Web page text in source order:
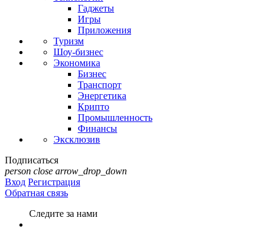
Гаджеты
Игры
Приложения
Туризм
Шоу-бизнес
Экономика
Бизнес
Транспорт
Энергетика
Крипто
Промышленность
Финансы
Эксклюзив
Подписаться
person close arrow_drop_down
Вход Регистрация
Обратная связь
Следите за нами